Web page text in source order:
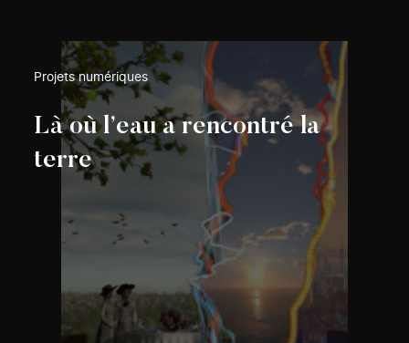
Projets numériques
Là où l’eau a rencontré la
terre